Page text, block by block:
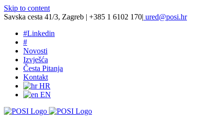
Skip to content
Savska cesta 41/3, Zagreb | +385 1 6102 170| ured@posi.hr
#Linkedin
#
Novosti
Izvješća
Česta Pitanja
Kontakt
HR
EN